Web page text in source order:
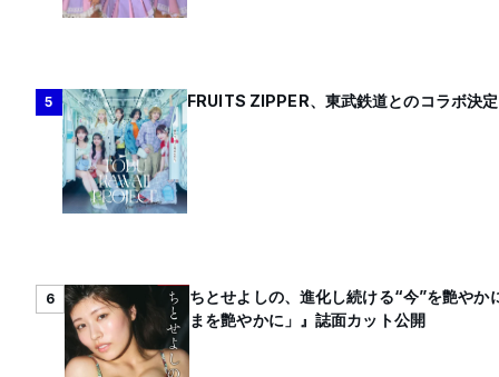
5 FRUITS ZIPPER、東武鉄道とのコラボ決定
6
ちとせよしの、進化し続ける“今”を艶や
まを艶やかに」』誌面カット公開